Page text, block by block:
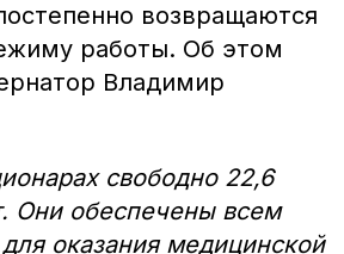
возвращаются
работы. Об этом
Владимир
свободно 22,6
Они обеспечены всем
оказания медицинской